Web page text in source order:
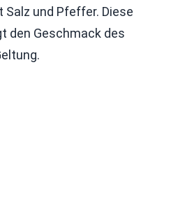
und Pfeffer. Diese
den Geschmack des